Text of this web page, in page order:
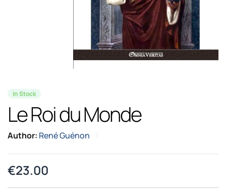
In Stock
Le Roi du Monde
Author: René Guénon
€23.00